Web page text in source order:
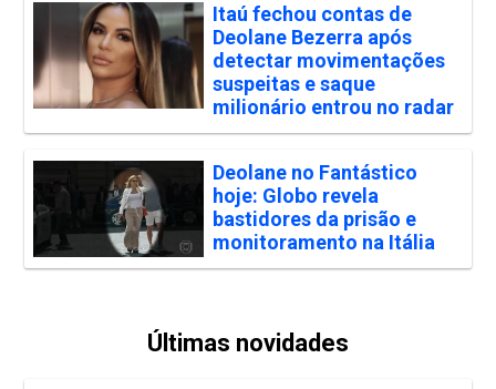
Itaú fechou contas de
Deolane Bezerra após
detectar movimentações
suspeitas e saque
milionário entrou no radar
Deolane no Fantástico
hoje: Globo revela
bastidores da prisão e
monitoramento na Itália
Últimas novidades